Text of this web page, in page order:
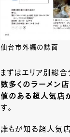
仙台市外編の誌面
まずはエリア別総合
数多くのラーメン
値のある超人気店
す。
誰もが知る超人気店